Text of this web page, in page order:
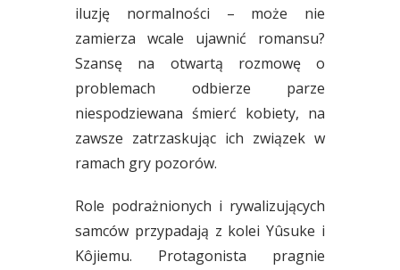
iluzję normalności – może nie
zamierza wcale ujawnić romansu?
Szansę na otwartą rozmowę o
problemach odbierze parze
niespodziewana śmierć kobiety, na
zawsze zatrzaskując ich związek w
ramach gry pozorów.
Role podrażnionych i rywalizujących
samców przypadają z kolei Yûsuke i
Kôjiemu. Protagonista pragnie